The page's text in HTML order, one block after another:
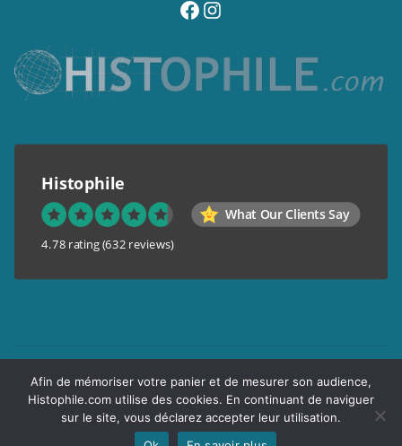
visitez notre page facebook
suivez notre compte instagram
Histophile
What Our Clients Say
4.78 rating (632 reviews)
Conditions générales de vente
Garantie de confidentialité
Afin de mémoriser votre panier et de mesurer son audience,
Histophile.com utilise des cookies. En continuant de naviguer
sur le site, vous déclarez accepter leur utilisation.